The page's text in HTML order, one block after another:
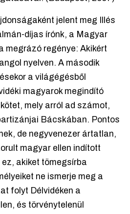
jelent meg Illés
díjas írónk, a Magyar
megrázó regénye: Akikért
nyelven. A második
a világégésből
magyarok megindító
mely arról ad számot,
Bácskában. Pontos
de negyvenezer ártatlan,
magyar ellen indított
akiket tömegsírba
ne ismerje meg a
folyt Délvidéken a
és törvénytelenül